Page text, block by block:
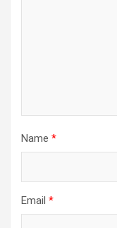
Name *
Email *